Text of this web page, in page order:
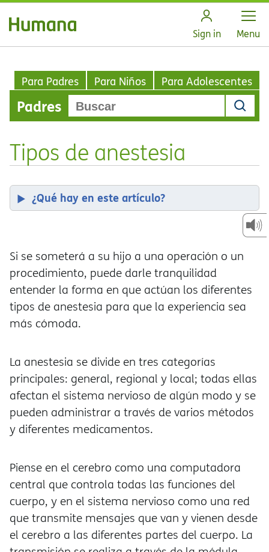
Sign in Open
Menu
Para Padres Para Niños Para Adolescentes
Padres
Tipos de anestesia
¿Qué hay en este artículo?
Si se someterá a su hijo a una operación o un
procedimiento, puede darle tranquilidad
entender la forma en que actúan los diferentes
tipos de anestesia para que la experiencia sea
más cómoda.
La anestesia se divide en tres categorías
principales: general, regional y local; todas ellas
afectan el sistema nervioso de algún modo y se
pueden administrar a través de varios métodos
y diferentes medicamentos.
Piense en el cerebro como una computadora
central que controla todas las funciones del
cuerpo, y en el sistema nervioso como una red
que transmite mensajes que van y vienen desde
el cerebro a las diferentes partes del cuerpo. La